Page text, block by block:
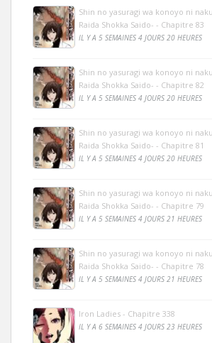
Shin no yasuragi wa konoyo ni
Raida Shokka Saido- - Chapitre 83
IL Y A 5 SEMAINES 4 JOURS 20 HEURES
Shin no yasuragi wa konoyo ni
Raida Shokka Saido- - Chapitre 82
IL Y A 5 SEMAINES 4 JOURS 20 HEURES
Shin no yasuragi wa konoyo ni
Raida Shokka Saido- - Chapitre 81
IL Y A 5 SEMAINES 4 JOURS 20 HEURES
Shin no yasuragi wa konoyo ni
Raida Shokka Saido- - Chapitre 79
IL Y A 5 SEMAINES 4 JOURS 21 HEURES
Shin no yasuragi wa konoyo ni
Raida Shokka Saido- - Chapitre 78
IL Y A 5 SEMAINES 4 JOURS 21 HEURES
Iron Ladies - Chapitre 338
IL Y A 6 SEMAINES 4 JOURS 23 HEURES